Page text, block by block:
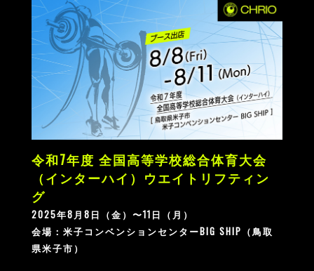
令和7年度 全国高等学校総合体育大会
（インターハイ）ウエイトリフティン
グ
2025年8月8日（金）〜11日（月）
会場：米子コンベンションセンターBIG SHIP（鳥取
県米子市）